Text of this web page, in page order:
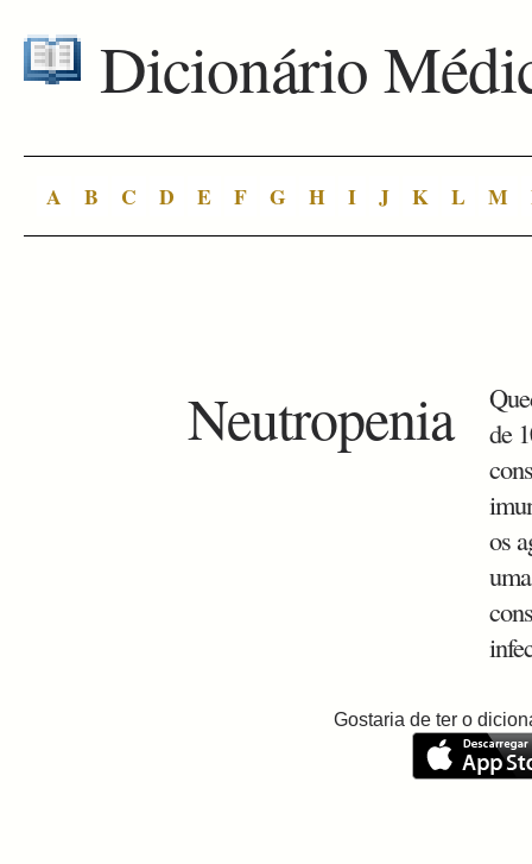
Dicionário
A B C D E F G H I J K L M
Neutropenia
de
os
Gostaria de ter o